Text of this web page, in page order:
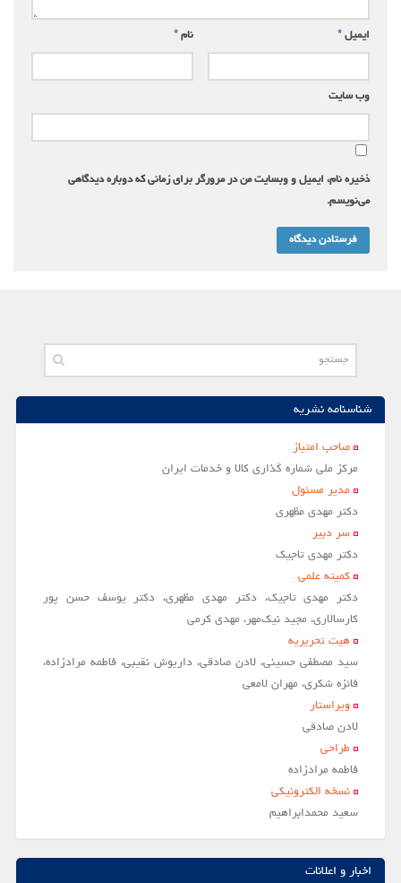
نام * ایمیل *
وب‌ سایت
ذخیره نام، ایمیل و وبسایت من در مرورگر برای زمانی که دوباره دیدگاهی
می‌نویسم.
شناسنامه نشریه
صاحب امتياز
مركز ملي شماره گذاري كالا و خدمات ايران
مدير مسئول
دکتر مهدی مظهری
سر دبير
دکتر مهدی تاجیک
کمیته علمی
دکتر مهدی تاجیک، دکتر مهدی مظهری، دکتر یوسف حسن پور
کارسالاری، مجید نیک‌مهر، مهدی کرمی
هیت تحریریه
سید مصطفی حسینی، لادن صادقی، داریوش نقیبی، فاطمه مرادزاده،
فائزه شکری، مهران لامعی
ویراستار
لادن صادقي
طراحی
فاطمه مرادزاده
نسخه الکترونیکی
سعيد محمدابراهيم
اخبار و اعلانات